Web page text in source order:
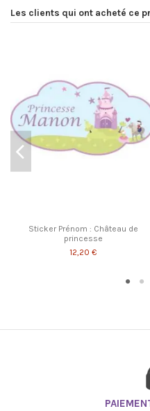
Les clients qui ont acheté ce
Sticker Prénom : Château de
princesse
12,20 €